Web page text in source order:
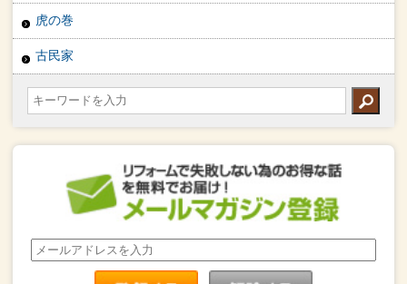
虎の巻
古民家